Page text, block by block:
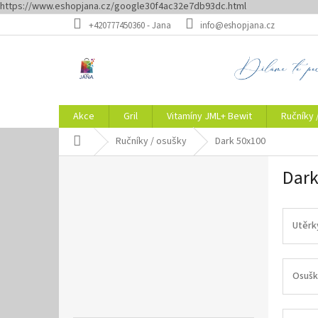
https://www.eshopjana.cz/google30f4ac32e7db93dc.html
na
+420777450360 - Jana info@eshopjana.cz
Akce Gril Vitamíny JML+ Bewit Ručníky
Domů Ručníky / osušky Dark 50x100